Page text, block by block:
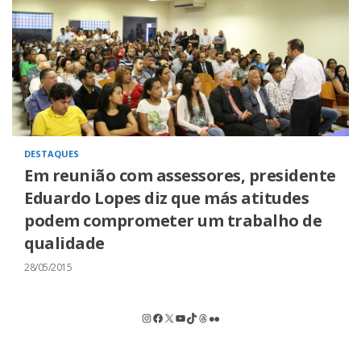
DESTAQUES
Em reunião com assessores, presidente
Eduardo Lopes diz que más atitudes
podem comprometer um trabalho de
qualidade
28/05/2015
Instagram
Facebook
X Youtube
TikTok
Threads
Flickr